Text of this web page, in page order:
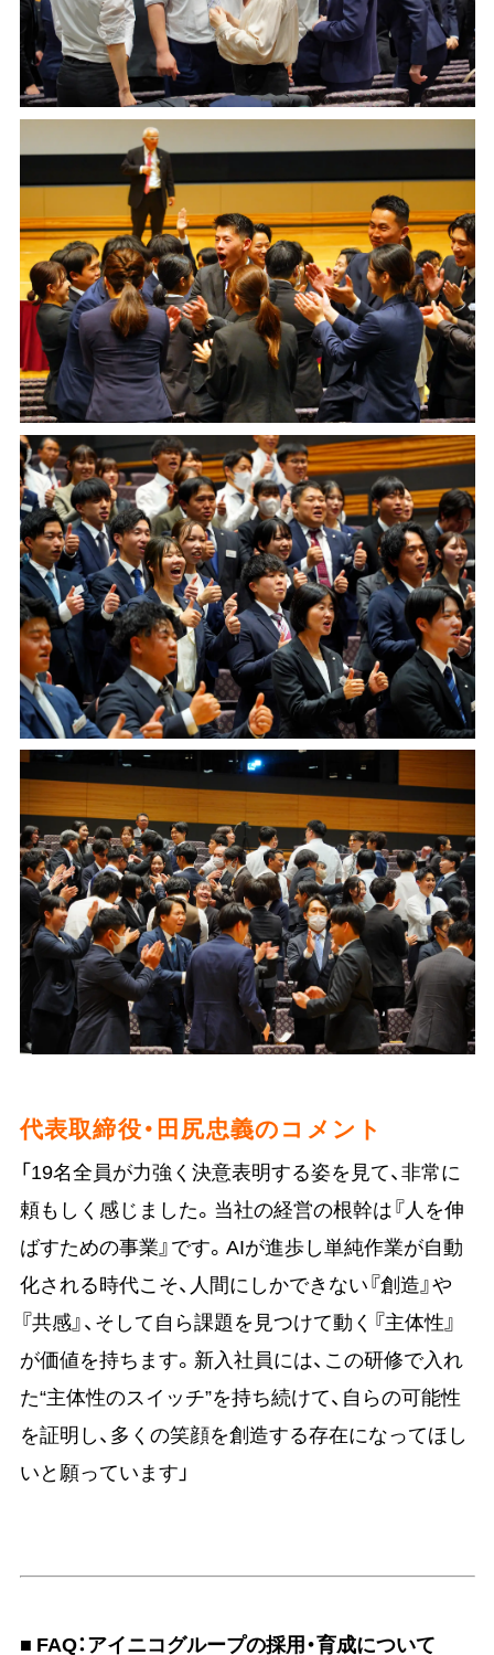
代表取締役・田尻忠義のコメント
「19名全員が力強く決意表明する姿を見て、非常に
頼もしく感じました。当社の経営の根幹は『人を伸
ばすための事業』です。AIが進歩し単純作業が自動
化される時代こそ、人間にしかできない『創造』や
『共感』、そして自ら課題を見つけて動く『主体性』
が価値を持ちます。新入社員には、この研修で入れ
た“主体性のスイッチ”を持ち続けて、自らの可能性
を証明し、多くの笑顔を創造する存在になってほし
いと願っています」
■ FAQ：アイニコグループの採用・育成について